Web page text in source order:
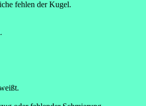
fehlen der Kugel.